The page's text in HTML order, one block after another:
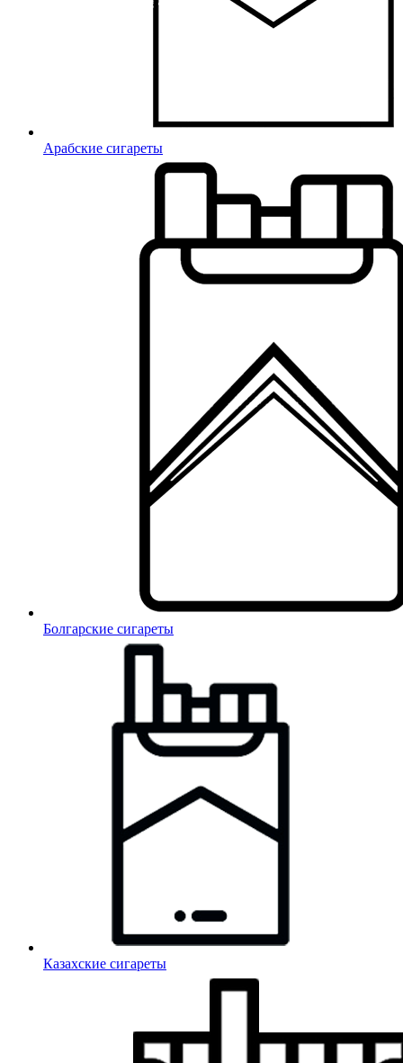
Арабские сигареты
Болгарские сигареты
Казахские сигареты